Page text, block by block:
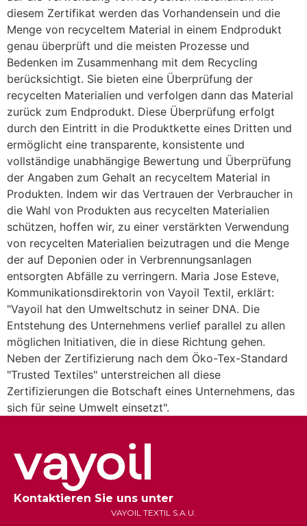
diesem Zertifikat werden das Vorhandensein und die
Menge von recyceltem Material in einem Endprodukt
genau überprüft und die meisten Prozesse und
Bedenken im Zusammenhang mit dem Recycling
berücksichtigt. Sie bieten eine Überprüfung der
recycelten Materialien und verfolgen dann das Material
zurück zum Endprodukt. Diese Überprüfung erfolgt
durch den Eintritt in die Produktkette eines Dritten und
ermöglicht eine transparente, konsistente und
vollständige unabhängige Bewertung und Überprüfung
der Angaben zum Gehalt an recyceltem Material in
Produkten. Indem wir das Vertrauen der Verbraucher in
die Wahl von Produkten aus recycelten Materialien
schützen, hoffen wir, zu einer verstärkten Verwendung
von recycelten Materialien beizutragen und die Menge
der auf Deponien oder in Verbrennungsanlagen
entsorgten Abfälle zu verringern. Maria Jose Esteve,
Kommunikationsdirektorin von Vayoil Textil, erklärt:
"Vayoil hat den Umweltschutz in seiner DNA. Die
Entstehung des Unternehmens verlief parallel zu allen
möglichen Initiativen, die in diese Richtung gehen.
Neben der Zertifizierung nach dem Öko-Tex-Standard
"Trusted Textiles" unterstreichen all diese
Zertifizierungen die Botschaft eines Unternehmens, das
sich für seine Umwelt einsetzt".
Kontaktieren Sie uns unter
VAYOIL TEXTIL S.A.U.